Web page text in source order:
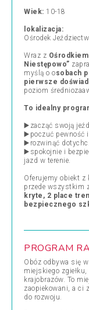
Wiek: 10-18
lokalizacja:
Ośrodek
Wraz z
Niestępowo”
myślą o osobach
pierwsze
poziom
To idealny
▶️zacząć swoją
▶️poczuć pewność
▶️rozwinąć
▶️spokojnie i
jazd w terenie.
Oferujemy obiekt
przede wszystkim
kryte, 2 place
bezpiecznego
PROGRAM
Obóz odbywa się
miejskiego
krajobrazów. To
zaopiekowani, a ci
do rozwoju.